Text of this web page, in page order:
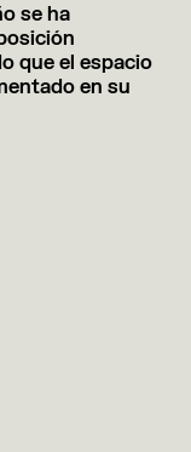
se ha
que el espacio
en su